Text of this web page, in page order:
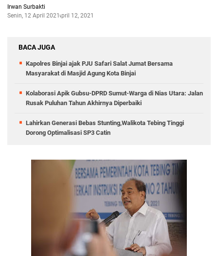
Irwan Surbakti
Senin, 12 April 2021April 12, 2021
BACA JUGA
Kapolres Binjai ajak PJU Safari Salat Jumat Bersama
Masyarakat di Masjid Agung Kota Binjai
Kolaborasi Apik Gubsu-DPRD Sumut-Warga di Nias Utara: Jalan
Rusak Puluhan Tahun Akhirnya Diperbaiki
Lahirkan Generasi Bebas Stunting,Walikota Tebing Tinggi
Dorong Optimalisasi SP3 Catin